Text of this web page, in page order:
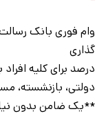
گذاری
درصد برای کلیه
دولتی، بازنشسته،
**یک ضامن بدون